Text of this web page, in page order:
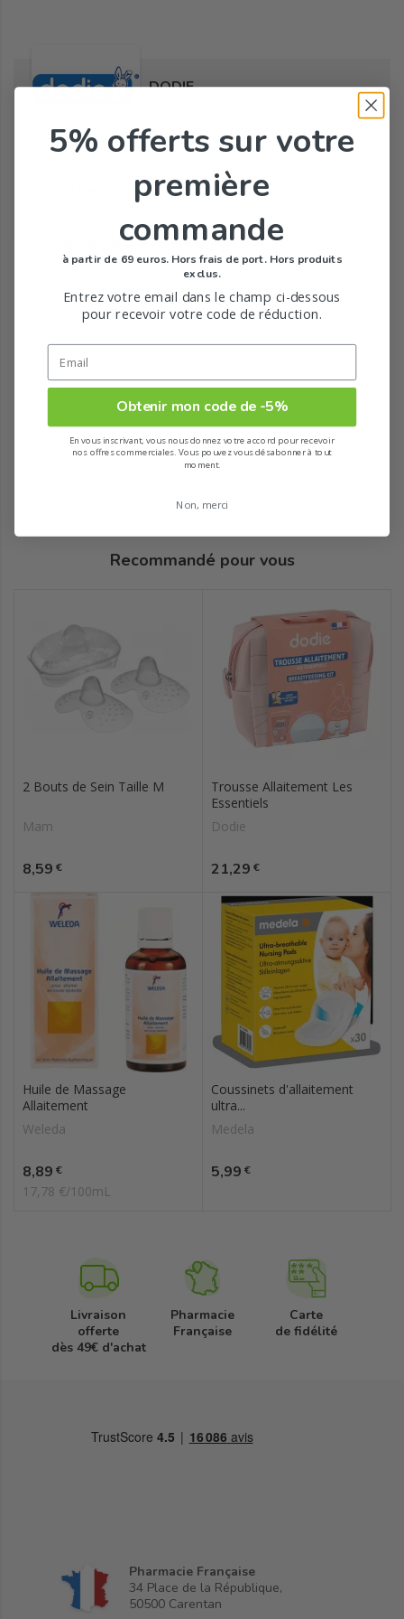
DODIE
Tous les produits de la marque
Toute la gamme de Allaitement de DODIE
Recommandé pour vous
2 Bouts de Sein Taille M
Mam
Prix
8,59 €
Trousse Allaitement Les
Essentiels
Dodie
Prix
21,29 €
Huile de Massage
Allaitement
Weleda
Prix
8,89 €
17,78 €/100mL
Coussinets d'allaitement
ultra...
Medela
Prix
5,99 €
Livraison
offerte
dès 49€ d'achat
Pharmacie
Française
Carte
de fidélité
Pharmacie Française
34 Place de la République,
50500 Carentan
5% offerts sur votre
première
commande
à partir de 69 euros. Hors frais de port. Hors produits
exclus.
Entrez votre email dans le champ ci-dessous
pour recevoir votre code de réduction.
Obtenir mon code de -5%
En vous inscrivant, vous nous donnez votre accord pour recevoir
nos offres commerciales. Vous pouvez vous désabonner à tout
moment.
Non, merci